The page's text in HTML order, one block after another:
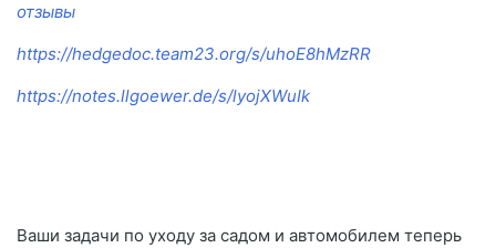
отзывы
https://hedgedoc.team23.org/s/uhoE8hMzRR
https://notes.llgoewer.de/s/lyojXWuIk
Ваши задачи по уходу за садом и автомобилем теперь